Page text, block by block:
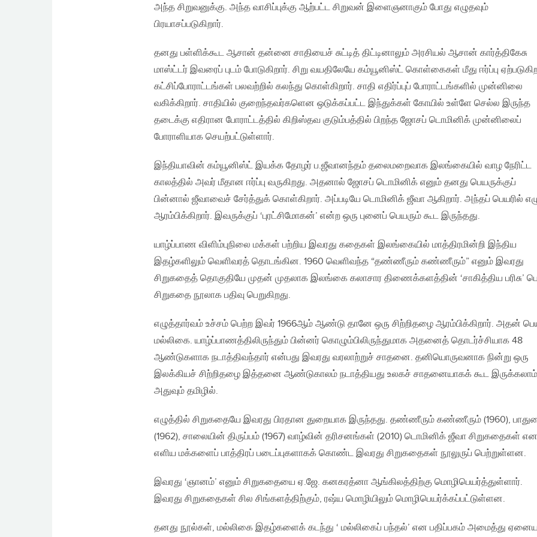
அந்த சிறுவனுக்கு. அந்த வாசிப்புக்கு ஆற்பட்ட சிறுவன் இளைஞனாகும் போது எழுதவும்
பிரயாசப்படுகிறார்.
தனது பள்ளிக்கூட ஆசான் தன்னை சாதியைச் சுட்டித் திட்டினாலும் அரசியல் ஆசான் கார்த்திகேசு
மாஸ்ட்டர் இவரைப் புடம் போடுகிறார். சிறு வயதிலேயே கம்யூனிஸ்ட் கொள்கைகள் மீது ஈர்ப்பு
கட்சிப்போராட்டங்கள் பலவற்றில் கலந்து கொள்கிறார். சாதி எதிர்ப்புப் போராட்டங்களில் முன்னிலை
வகிக்கிறார். சாதியில் குறைந்தவர்களென ஒடுக்கப்பட்ட இந்துக்கள் கோயில் உள்ளே செல்ல இருந்த
தடைக்கு எதிரான போராட்டத்தில் கிறிஸ்தவ குடும்பத்தில் பிறந்த ஜோசப் டொமினிக் முன்னிலைப்
போராளியாக செயற்பட்டுள்ளார்.
இந்தியாவின் கம்யூனிஸ்ட் இயக்க தோழர் ப.ஜீவானந்தம் தலைமறைவாக இலங்கையில் வாழ நேரிட்ட
காலத்தில் அவர் மீதான ஈர்ப்பு வருகிறது. அதனால் ஜோசப் டொமினிக் எனும் தனது பெயருக்குப்
பின்னால் ஜீவாவைச் சேர்த்துக் கொள்கிறார். அப்படியே டொமினிக் ஜீவா ஆகிறார். அந்தப் பெயரில்
ஆரம்பிக்கிறார். இவருக்குப் ‘புரட்சிமோகன்’ என்ற ஒரு புனைப் பெயரும் கூட இருந்தது.
யாழ்ப்பாண விளிம்புநிலை மக்கள் பற்றிய இவரது கதைகள் இலங்கையில் மாத்திரமின்றி இந்திய
இதழ்களிலும் வெளிவரத் தொடங்கின. 1960 வெளிவந்த “தண்ணீரும் கண்ணீரும்” எனும் இவரது
சிறுகதைத் தொகுதியே முதன் முதலாக இலங்கை கலாசார திணைக்களத்தின் ‘சாகித்திய பரிசு’
சிறுகதை நூலாக பதிவு பெறுகிறது.
எழுத்தார்வம் உச்சம் பெற்ற இவர் 1966ஆம் ஆண்டு தானே ஒரு சிற்றிதழை ஆரம்பிக்கிறார். அதன்
மல்லிகை. யாழ்ப்பாணத்திலிருந்தும் பின்னர் கொழும்பிலிருந்துமாக அதனைத் தொடர்ச்சியாக 48
ஆண்டுகளாக நடாத்திவந்தார் என்பது இவரது வரலாற்றுச் சாதனை. தனியொருவனாக நின்று ஒரு
இலக்கியச் சிற்றிதழை இத்தனை ஆண்டுகாலம் நடாத்தியது உலகச் சாதனையாகக் கூட
அதுவும் தமிழில்.
எழுத்தில் சிறுகதையே இவரது பிரதான துறையாக இருந்தது. தண்ணீரும் கண்ணீரும் (1960),
(1962), சாலையின் திருப்பம் (1967) வாழ்வின் தரிசனங்கள் (2010) டொமினிக் ஜீவா சிறுகதைகள் என
எளிய மக்களைப் பாத்திரப் படைப்புகளாகக் கொண்ட இவரது சிறுகதைகள் நூலுருப் பெற்றுள்ளன.
இவரது ‘ஞானம்’ எனும் சிறுகதையை ஏ.ஜே. கனகரத்னா ஆங்கிலத்திற்கு மொழிபெயர்த்துள்ளார்.
இவரது சிறுகதைகள் சில சிங்களத்திற்கும், ரஷ்ய மொழியிலும் மொழிபெயர்க்கப்பட்டுள்ளன.
தனது நூல்கள், மல்லிகை இதழ்களைக் கடந்து ‘ மல்லிகைப் பந்தல்’ என பதிப்பகம் அமைத்து ஏனைய